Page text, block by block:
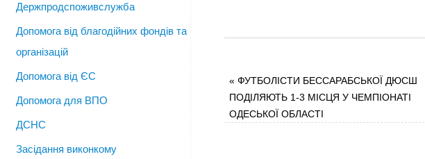
« ФУТБОЛІСТИ БЕССАРАБСЬКОЇ ДЮСШ
ПОДІЛЯЮТЬ 1-3 МІСЦЯ У ЧЕМПІОНАТІ
ОДЕСЬКОЇ ОБЛАСТІ
Держпродспоживслужба
Допомога від благодійних фондів та
організацій
Допомога від ЄС
Допомога для ВПО
ДСНС
Засідання виконкому